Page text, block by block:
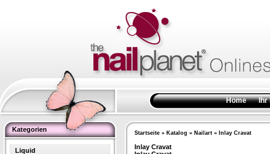
Home Ihr
Kategorien
Liquid
Startseite » Katalog » Nailart » Inlay Cravat
Inlay Cravat